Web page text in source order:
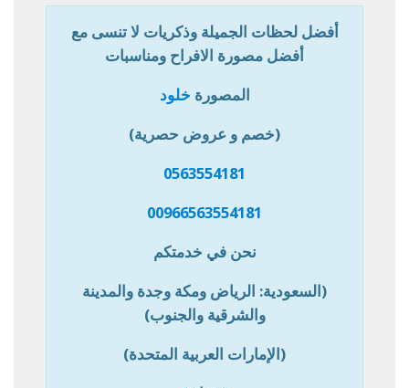
أفضل لحظات الجميلة وذكريات لا تنسى مع
أفضل مصورة الافراح ومناسبات
المصورة خلود
(خصم و عروض حصرية)
0563554181
00966563554181
نحن في خدمتكم
(السعودية: الرياض ومكة وجدة والمدينة
والشرقية والجنوب)
(الإمارات العربية المتحدة)